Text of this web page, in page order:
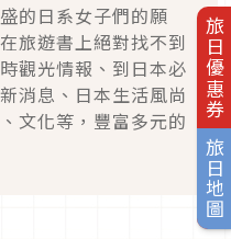
旅日優惠券
旅日地圖
的日系女子們的願
旅遊書上絕對找不到
觀光情報、到日本必
消息、日本生活風尚
文化等，豐富多元的